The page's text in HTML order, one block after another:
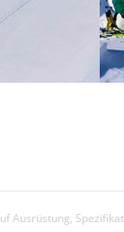
Ausrüstung,